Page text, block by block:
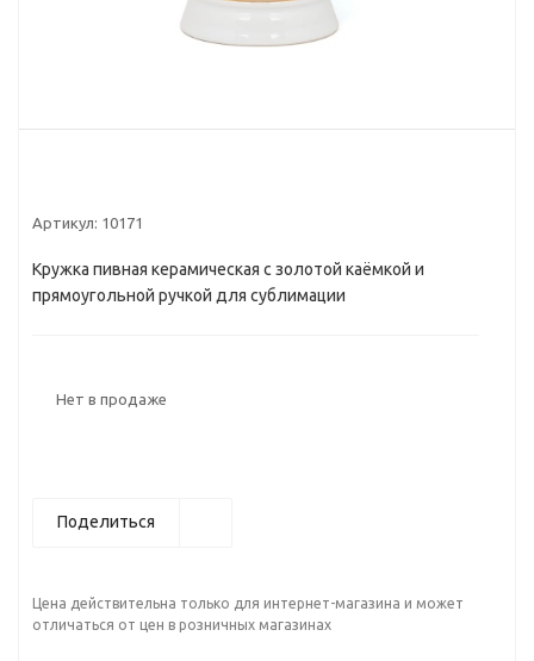
Артикул: 10171
Кружка пивная керамическая с золотой каёмкой и
прямоугольной ручкой для сублимации
Нет в продаже
Поделиться
Цена действительна только для интернет-магазина и может
отличаться от цен в розничных магазинах